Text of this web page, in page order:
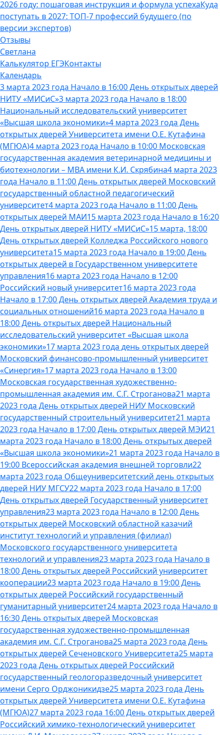
2026 году: пошаговая инструкция и формула успехаКуда
поступать в 2027: ТОП-7 профессий будущего (по
версии экспертов)
Отзывы
Светлана
Калькулятор ЕГЭКонтакты
Календарь
3 марта 2023 года Начало в 16:00 День открытых дверей
НИТУ «МИСиС»3 марта 2023 года Начало в 18:00
Национальный исследовательский университет
«Высшая школа экономики»4 марта 2023 года День
открытых дверей Университета имени О.Е. Кутафина
(МГЮА)4 марта 2023 года Начало в 10:00 Московская
государственная академия ветеринарной медицины и
биотехнологии – МВА имени К.И. Скрябина4 марта 2023
года Начало в 11:00 День открытых дверей Московский
государственный областной педагогический
университет4 марта 2023 года Начало в 11:00 День
открытых дверей МАИ15 марта 2023 года Начало в 16:20
День открытых дверей НИТУ «МИСиС»15 марта, 18:00
День открытых дверей Колледжа Российского нового
университета15 марта 2023 года Начало в 19:00 День
открытых дверей в Государственном университете
управления16 марта 2023 года Начало в 12:00
Российский новый университет16 марта 2023 года
Начало в 17:00 День открытых дверей Академия труда и
социальных отношений16 марта 2023 года Начало в
18:00 День открытых дверей Национальный
исследовательский университет «Высшая школа
экономики»17 марта 2023 года день открытых дверей
Московский финансово-промышленный университет
«Синергия»17 марта 2023 года Начало в 13:00
Московская государственная художественно-
промышленная академия им. С.Г. Строганова21 марта
2023 года День открытых дверей НИУ Московский
государственный строительный университет21 марта
2023 года Начало в 17:00 День открытых дверей МЭИ21
марта 2023 года Начало в 18:00 День открытых дверей
«Высшая школа экономики»21 марта 2023 года Начало в
19:00 Всероссийская академия внешней торговли22
марта 2023 года Общеуниверситетский день открытых
дверей НИУ МГСУ22 марта 2023 года Начало в 17:00
День открытых дверей Государственный университет
управления23 марта 2023 года Начало в 12:00 День
открытых дверей Московский областной казачий
институт технологий и управления (филиал)
Московского государственного университета
технологий и управления23 марта 2023 года Начало в
18:00 День открытых дверей Российский университет
кооперации23 марта 2023 года Начало в 19:00 День
открытых дверей Российский государственный
гуманитарный университет24 марта 2023 года Начало в
16:30 День открытых дверей Московская
государственная художественно-промышленная
академия им. С.Г. Строганова25 марта 2023 года День
открытых дверей Сеченовского Университета25 марта
2023 года День открытых дверей Российский
государственный геологоразведочный университет
имени Серго Орджоникидзе25 марта 2023 года День
открытых дверей Университета имени О.Е. Кутафина
(МГЮА)27 марта 2023 года 16:00 День открытых дверей
Российский химико-технологический университет